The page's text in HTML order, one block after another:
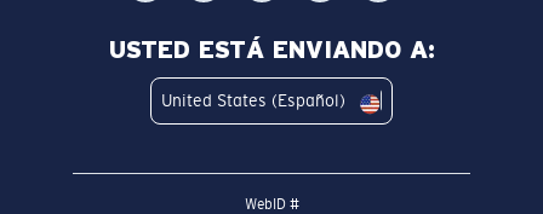
USTED ESTÁ ENVIANDO A:
United States (Español)
WebID #